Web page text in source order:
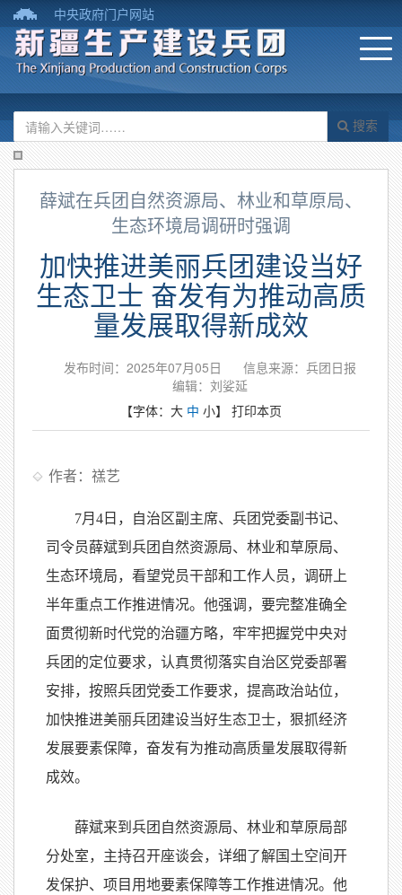
中央政府门户网站
搜索
薛斌在兵团自然资源局、林业和草原局、
生态环境局调研时强调
加快推进美丽兵团建设当好
生态卫士 奋发有为推动高质
量发展取得新成效
发布时间：2025年07月05日
信息来源：兵团日报
编辑：刘娑延
【字体： 大 中 小】 打印本页
作者：禚艺
7月4日，自治区副主席、兵团党委副书记、
司令员薛斌到兵团自然资源局、林业和草原局、
生态环境局，看望党员干部和工作人员，调研上
半年重点工作推进情况。他强调，要完整准确全
面贯彻新时代党的治疆方略，牢牢把握党中央对
兵团的定位要求，认真贯彻落实自治区党委部署
安排，按照兵团党委工作要求，提高政治站位，
加快推进美丽兵团建设当好生态卫士，狠抓经济
发展要素保障，奋发有为推动高质量发展取得新
成效。
薛斌来到兵团自然资源局、林业和草原局部
分处室，主持召开座谈会，详细了解国土空间开
发保护、项目用地要素保障等工作推进情况。他